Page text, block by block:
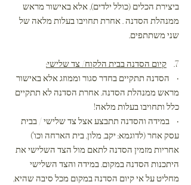
ביצירת הכלים (כולל ילדים), אלא באישור מראש
ממנהלת הסדנה . אחרת תחויבו בעלות מלאה של
שני משתתפים.
7.
קיום הסדנה בבית הלקוח/ צד שלישי:
• הסדנה תתקיים בחדר סגור וממוזג אלא באישור
מראש ממנהלת הסדנה. אחרת הסדנה לא תתקיים
כלל ותחויבו בעלות מלאה!
• במידה והסדנה תתבצע אצל צד שלישי / בבית
עסק אחר (לדוגמא: יקב, מלון, בית הארחה וכו')
אחריות מזמין הסדנה לתאם מול הצד השלישי את
היתכנות הסדנה במקום. במידה והצד השלישי
מחליט על אי קיום הסדנה במקום מכל סיבה שהיא,